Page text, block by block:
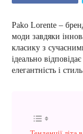
Pako Lorente –
моди завдяки
класику з
ідеально
елегантність і